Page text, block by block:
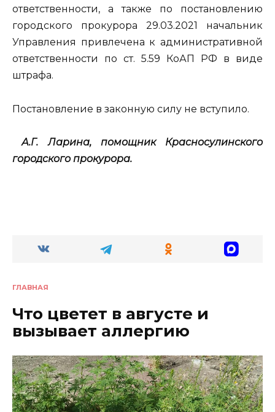
ответственности, а также по постановлению
городского прокурора 29.03.2021 начальник
Управления привлечена к административной
ответственности по ст. 5.59 КоАП РФ в виде
штрафа.
Постановление в законную силу не вступило.
А.Г. Ларина, помощник Красносулинского
городского прокурора.
ГЛАВНАЯ
Что цветет в августе и
вызывает аллергию